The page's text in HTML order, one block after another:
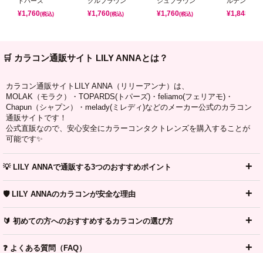
¥1,760(税込) ¥1,760(税込) ¥1,760(税込) ¥1,848
🛒 カラコン通販サイト LILY ANNAとは？
カラコン通販サイトLILY ANNA（リリーアンナ）は、
MOLAK（モラク）・TOPARDS(トパーズ)・feliamo(フェリアモ)・
Chapun（シャプン）・melady(ミレディ)などのメーカー公式のカラコン
通販サイトです！
公式直販なので、安心安全にカラーコンタクトレンズを購入することが
可能です✨
💡 LILY ANNAで通販する3つのおすすめポイント
🛡️ LILY ANNAのカラコンが安全な理由
🔰 初めての方へのおすすめするカラコンの選び方
❓ よくある質問（FAQ）